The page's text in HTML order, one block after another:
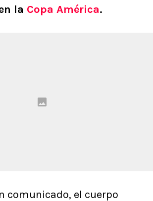
la Copa América.
comunicado, el cuerpo